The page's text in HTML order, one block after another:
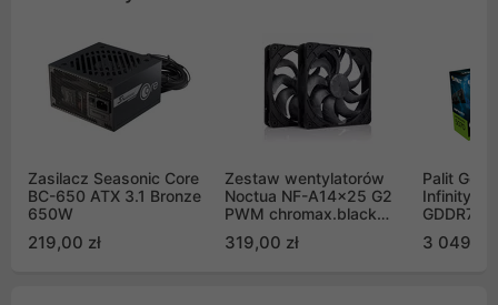
Zasilacz Seasonic Core
BC-650 ATX 3.1 Bronze
650W
219,00 zł
Zestaw wentylatorów
Noctua NF-A14x25 G2
PWM chromax.black
Push Pull (2szt)
319,00 zł
Palit
Infinity 3
GDDR7
GB2050S)
3 049,00